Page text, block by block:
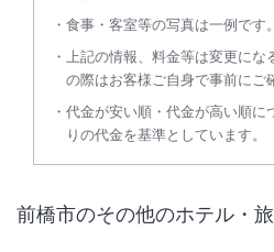
食事・客室等の写真は一例です。
上記の情報、料金等は変更に
の際はお客様ご自身で事前にご
代金が安い順・代金が高い順に
りの代金を基準としています。
前橋市のその他のホテル・